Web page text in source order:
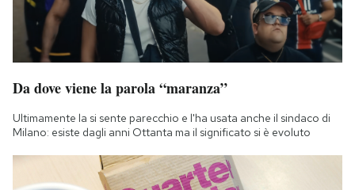
Da dove viene la parola “maranza”
Ultimamente la si sente parecchio e l'ha usata anche il sindaco di
Milano: esiste dagli anni Ottanta ma il significato si è evoluto